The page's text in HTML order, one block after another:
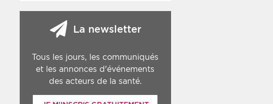
La newsletter
Tous les jours, les communiqués
et les annonces d'événements
des acteurs de la santé.